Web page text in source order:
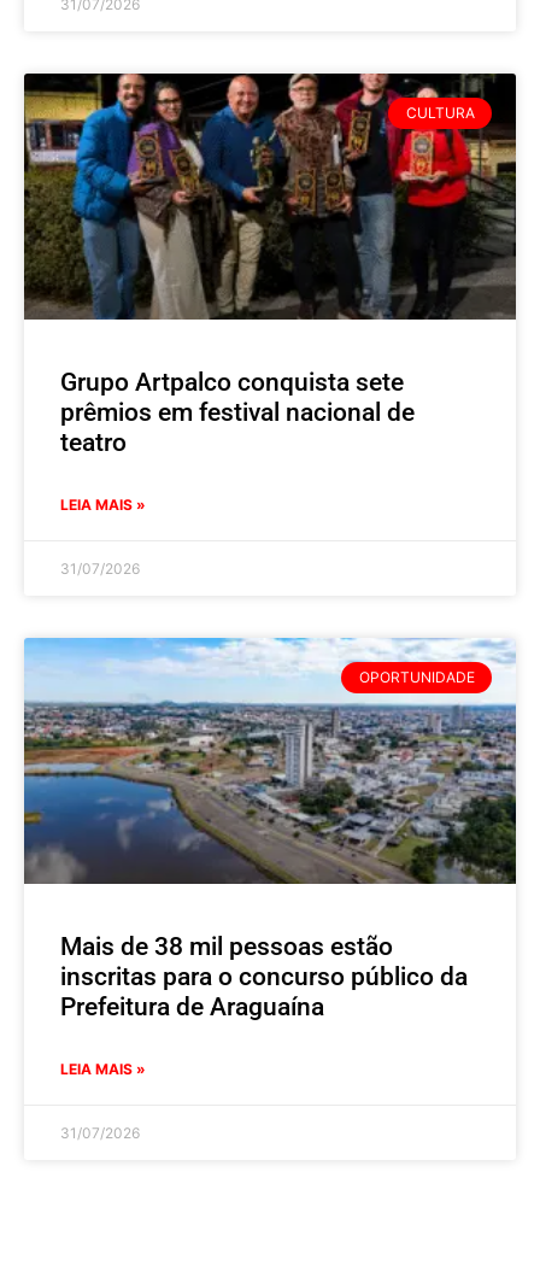
31/07/2026
CULTURA
Grupo Artpalco conquista sete
prêmios em festival nacional de
teatro
LEIA MAIS »
31/07/2026
OPORTUNIDADE
Mais de 38 mil pessoas estão
inscritas para o concurso público da
Prefeitura de Araguaína
LEIA MAIS »
31/07/2026